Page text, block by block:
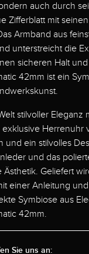
auch durch
Zifferblatt mit
Armband aus
unterstreicht die
sicheren Halt
42mm ist ein
stilvoller Eleganz
Herrenuhr
und ein stilvolles
und das
Geliefert
einer Anleitung
Symbiose aus
42mm.
Sie uns an: